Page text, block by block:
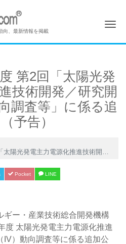
向、最新情報を掲載
第2回「太陽光発
技術開発／研究開
調査等」に係る追
予告）
開発／研究開発項目（IV）動向調査等」に係る追加公募について（予告）
Pocket LINE
ギー・産業技術総合開発機構
度 太陽光発電主力電源化推進
IV）動向調査等に係る追加公